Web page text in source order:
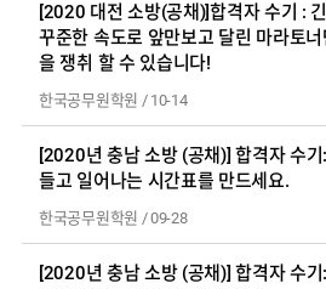
[2020 대전 소방(공채)]합격자 수기 :
꾸준한 속도로 앞만보고 달린 마라토
을 쟁취 할 수 있습니다!
한국공무원학원 / 10-14
[2020년 충남 소방 (공채)] 합격자 수
들고 일어나는 시간표를 만드세요.
한국공무원학원 /09-28
[2020년 충남 소방 (공채)] 합격자 수